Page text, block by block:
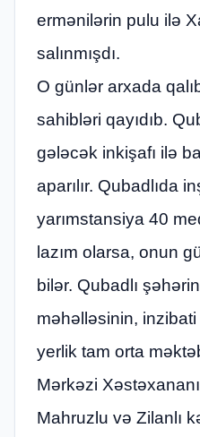
ermənilərin pulu ilə
salınmışdı.
O günlər arxada
sahibləri qayıdıb.
gələcək inkişafı ilə
aparılır. Qubadlıda
yarımstansiya 40
lazım olarsa, onun
bilər. Qubadlı
məhəlləsinin,
yerlik tam orta
Mərkəzi
Mahruzlu və Zilanlı